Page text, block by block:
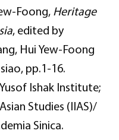
Foong,Heritage
, edited by
Hui Yew-Foong
pp.1-16.
Ishak Institute;
Studies (IIAS)/
Sinica.